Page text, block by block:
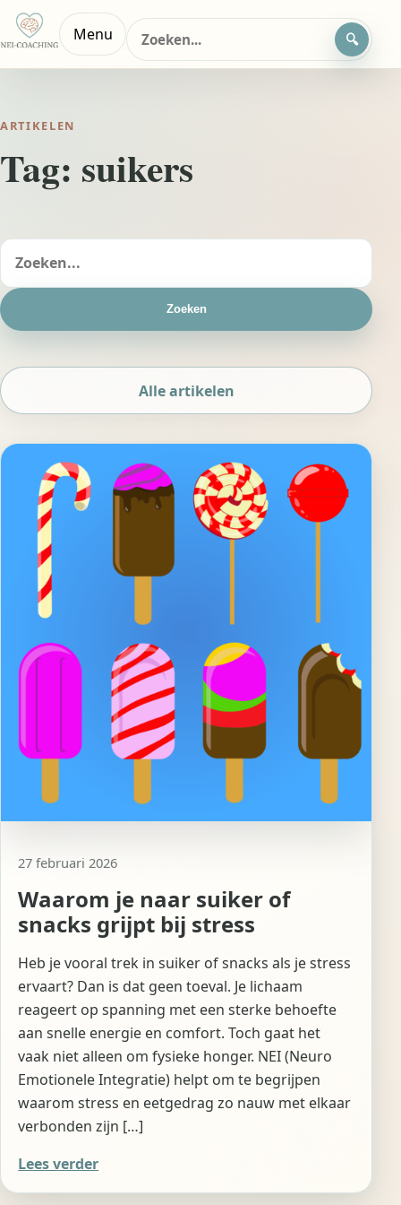
Menu
Zoeken
naar:
ARTIKELEN
Tag: suikers
Zoeken
naar:
Zoeken
Alle artikelen
27 februari 2026
Waarom je naar suiker of
snacks grijpt bij stress
Heb je vooral trek in suiker of snacks als je stress
ervaart? Dan is dat geen toeval. Je lichaam
reageert op spanning met een sterke behoefte
aan snelle energie en comfort. Toch gaat het
vaak niet alleen om fysieke honger. NEI (Neuro
Emotionele Integratie) helpt om te begrijpen
waarom stress en eetgedrag zo nauw met elkaar
verbonden zijn […]
Lees verder